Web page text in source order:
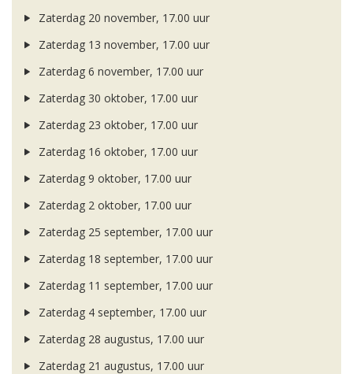
Zaterdag 20 november, 17.00 uur
Zaterdag 13 november, 17.00 uur
Zaterdag 6 november, 17.00 uur
Zaterdag 30 oktober, 17.00 uur
Zaterdag 23 oktober, 17.00 uur
Zaterdag 16 oktober, 17.00 uur
Zaterdag 9 oktober, 17.00 uur
Zaterdag 2 oktober, 17.00 uur
Zaterdag 25 september, 17.00 uur
Zaterdag 18 september, 17.00 uur
Zaterdag 11 september, 17.00 uur
Zaterdag 4 september, 17.00 uur
Zaterdag 28 augustus, 17.00 uur
Zaterdag 21 augustus, 17.00 uur